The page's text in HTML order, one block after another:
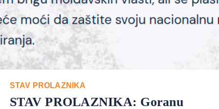
STAV PROLAZNIKA
STAV PROLAZNIKA: Goranu